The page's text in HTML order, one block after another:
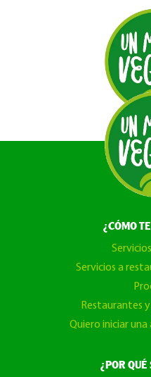
¿CÓMO
Servicios a
Restaurantes
Quiero iniciar
¿POR QUÉ